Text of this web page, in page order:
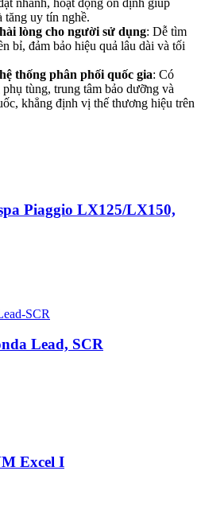
tăng uy tín nghề.
lòng cho người sử dụng: Dễ tìm
bỉ, đảm bảo hiệu quả lâu dài và tối
thống phân phối quốc gia: Có
tùng, trung tâm bảo dưỡng và
khẳng định vị thế thương hiệu trên
Piaggio LX125/LX150,
Lead, SCR
Excel I